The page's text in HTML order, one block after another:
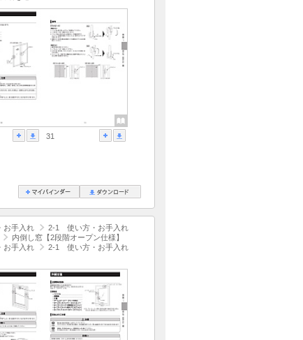
31
手入れ
2-1 使い方・お手入れ
内倒し窓【2段階オープン仕様】
手入れ
2-1 使い方・お手入れ